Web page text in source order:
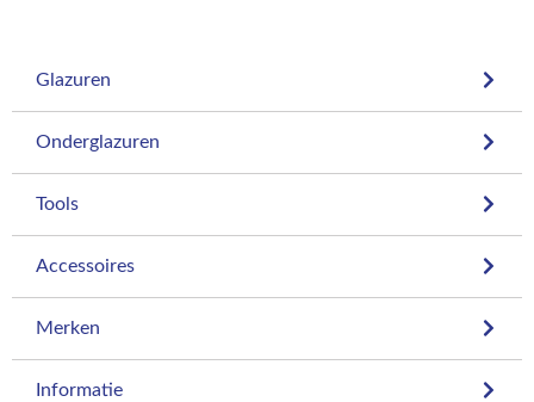
Glazuren
Onderglazuren
Tools
Accessoires
Merken
Informatie